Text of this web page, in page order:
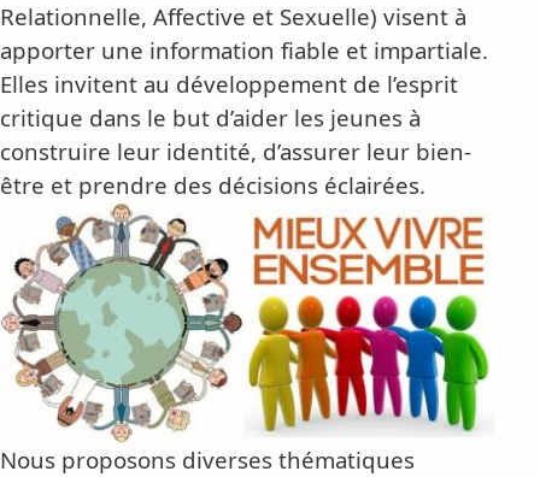
Relationnelle, Affective et Sexuelle) visent à
apporter une information fiable et impartiale.
Elles invitent au développement de l’esprit
critique dans le but d’aider les jeunes à
construire leur identité, d’assurer leur bien-
être et prendre des décisions éclairées.
Nous proposons diverses thématiques